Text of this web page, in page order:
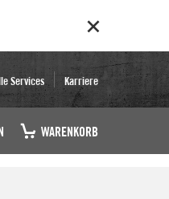
Services Karriere
WARENKORB